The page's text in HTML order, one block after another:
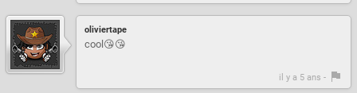
oliviertape
cool😘😘
il y a 5 ans -